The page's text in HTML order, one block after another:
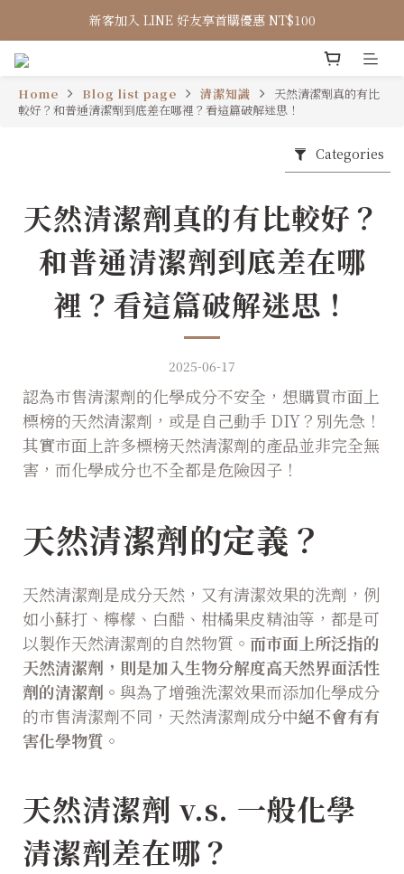
新客加入 LINE 好友享首購優惠 NT$100
Home Blog list page 清潔知識
天然清潔劑真的有比
較好？和普通清潔劑到底差在哪裡？看這篇破解迷思！
Categories
天然清潔劑真的有比較好？
和普通清潔劑到底差在哪
裡？看這篇破解迷思！
2025-06-17
認為市售清潔劑的化學成分不安全，想購買市面上
標榜的天然清潔劑，或是自己動手 DIY？別先急！
其實市面上許多標榜天然清潔劑的產品並非完全無
害，而化學成分也不全都是危險因子！
天然清潔劑的定義？
天然清潔劑是成分天然，又有清潔效果的洗劑，例
如小蘇打、檸檬、白醋、柑橘果皮精油等，都是可
以製作天然清潔劑的自然物質。 而市面上所泛指的
天然清潔劑，則是加入生物分解度高天然界面活性
劑的清潔劑。 與為了增強洗潔效果而添加化學成分
的市售清潔劑不同，天然清潔劑成分中絕不會有有
害化學物質 。
天然清潔劑 v.s. 一般化學
清潔劑差在哪？